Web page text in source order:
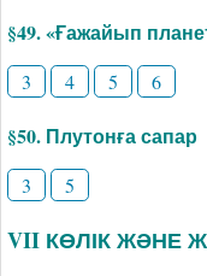
§49. «Ғажайып
3 4 5 6
§50. Плутонға сапар
3 5
VII КӨЛІК ЖӘНЕ